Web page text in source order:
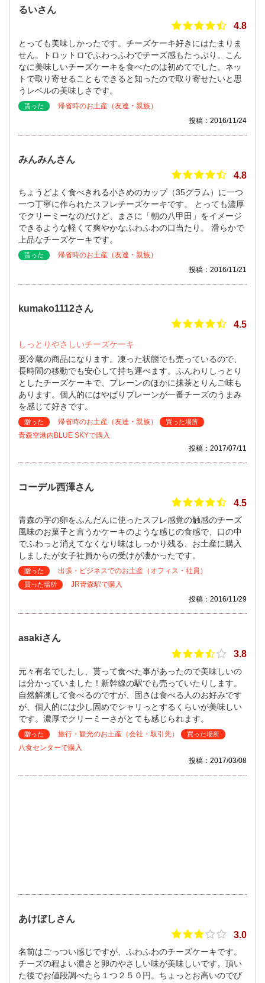
るいさん
4.8
とっても美味しかったです。チーズケーキ好きにはたまりま
せん。トロットロでふわっふわでチーズ感もたっぷり。こん
なに美味しいチーズケーキを食べたのは初めてでした。ネッ
トで取り寄せることもできると知ったので取り寄せたいと思
うレベルの美味しさです。
貰った
帰省時のお土産（友達・親族）
投稿：2016/11/24
みんみんさん
4.8
ちょうどよく食べきれる小さめのカップ（35グラム）に一つ
一つ丁寧に作られたスフレチーズケーキです。 とっても濃厚
でクリーミーなのだけど、まさに「朝の八甲田」をイメージ
できるような軽くて爽やかなふわふわの口当たり。 滑らかで
上品なチーズケーキです。
貰った
帰省時のお土産（友達・親族）
投稿：2016/11/21
kumako1112さん
4.5
しっとりやさしいチーズケーキ
要冷蔵の商品になります。凍った状態でも売っているので、
長時間の移動でも安心して持ち運べます。ふんわりしっとり
としたチーズケーキで、プレーンのほかに抹茶とりんご味も
あります。個人的にはやぱりプレーンが一番チーズのうまみ
を感じて好きです。
贈った 帰省時のお土産（友達・親族） 買った場所
青森空港内BLUE SKYで購入
投稿：2017/07/11
コーデル西澤さん
4.5
青森の字の卵をふんだんに使ったスフレ感覚の触感のチーズ
風味のお菓子と言うかケーキのような感じの食感で、口の中
でふわっと消えてなくなり味はしっかり残る、お土産に購入
しましたが女子社員からの受けが凄かったです。
贈った 出張・ビジネスでのお土産（オフィス・社員）
買った場所
JR青森駅で購入
投稿：2016/11/29
asakiさん
3.8
元々有名でしたし、貰って食べた事があったので美味しいの
は分かっていました！新幹線の駅でも売っていたりします。
自然解凍して食べるのですが、固さは食べる人のお好みです
が、個人的には少し固めでシャリっとするくらいが美味しい
です。濃厚でクリーミーさがとても感じられます。
贈った 旅行・観光のお土産（会社・取引先） 買った場所
八食センターで購入
投稿：2017/03/08
あけぼしさん
3.0
名前はごっつい感じですが、ふわふわのチーズケーキです。
チーズの程よい濃さと卵のやさしい味が美味しいです。頂い
た後でお値段調べたら１つ２５０円。ちょっとお高いのでび